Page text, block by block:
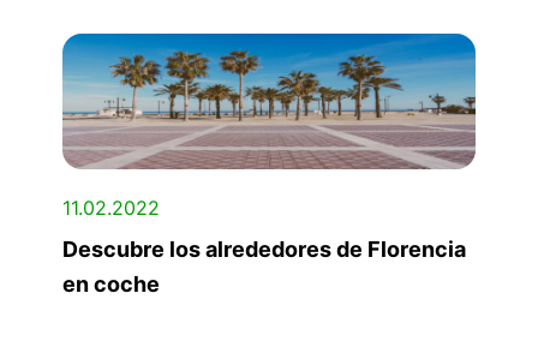
11.02.2022
Descubre los alrededores de Florencia
en coche